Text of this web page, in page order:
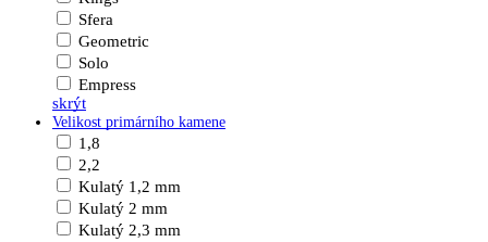
Sfera
Geometric
Solo
Empress
skrýt
Velikost primárního kamene
1,8
2,2
Kulatý 1,2 mm
Kulatý 2 mm
Kulatý 2,3 mm